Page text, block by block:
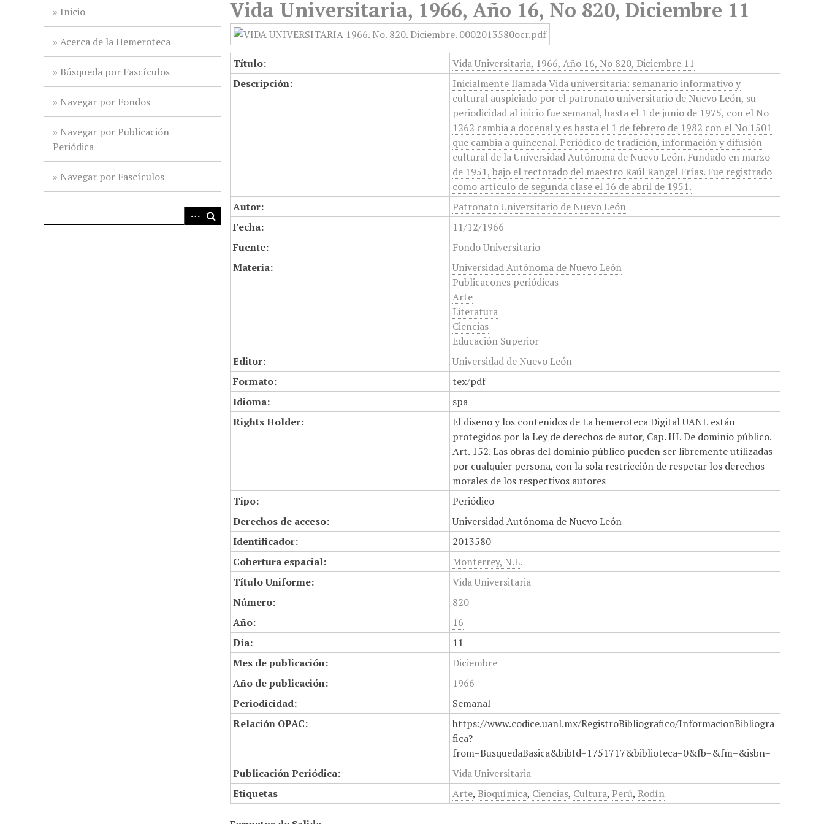
Inicio
Acerca de la Hemeroteca
Búsqueda por Fascículos
Navegar por Fondos
Navegar por Publicación
Periódica
Navegar por Fascículos
Vida Universitaria, 1966, Año 16, No 820, Diciembre 11
Título:
Vida Universitaria, 1966, Año 16, No 820, Diciembre 11
Descripción:
Inicialmente llamada Vida universitaria: semanario informativo y
cultural auspiciado por el patronato universitario de Nuevo León, su
periodicidad al inicio fue semanal, hasta el 1 de junio de 1975, con el No
1262 cambia a docenal y es hasta el 1 de febrero de 1982 con el No 1501
que cambia a quincenal. Periódico de tradición, información y difusión
cultural de la Universidad Autónoma de Nuevo León. Fundado en marzo
de 1951, bajo el rectorado del maestro Raúl Rangel Frías. Fue registrado
como artículo de segunda clase el 16 de abril de 1951.
Autor:
Patronato Universitario de Nuevo León
Fecha:
11/12/1966
Fuente:
Fondo Universitario
Materia:
Universidad Autónoma de Nuevo León
Publicacones periódicas
Arte
Literatura
Ciencias
Educación Superior
Editor:
Universidad de Nuevo León
Formato:
tex/pdf
Idioma:
spa
Rights Holder:
El diseño y los contenidos de La hemeroteca Digital UANL están
protegidos por la Ley de derechos de autor, Cap. III. De dominio público.
Art. 152. Las obras del dominio público pueden ser libremente utilizadas
por cualquier persona, con la sola restricción de respetar los derechos
morales de los respectivos autores
Tipo:
Periódico
Derechos de acceso:
Universidad Autónoma de Nuevo León
Identificador:
2013580
Cobertura espacial:
Monterrey, N.L.
Título Uniforme:
Vida Universitaria
Número:
820
Año:
16
Día:
11
Mes de publicación:
Diciembre
Año de publicación:
1966
Periodicidad:
Semanal
Relación OPAC:
https://www.codice.uanl.mx/RegistroBibliografico/InformacionBibliogra
fica?
from=BusquedaBasica&bibId=1751717&biblioteca=0&fb=&fm=&isbn=
Publicación Periódica:
Vida Universitaria
Etiquetas
Arte, Bioquímica, Ciencias, Cultura, Perú, Rodín